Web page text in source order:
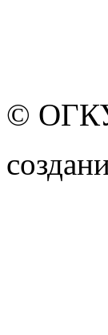
©